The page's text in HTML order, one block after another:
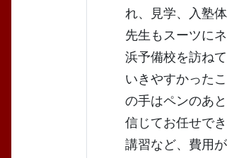
れ、見学、入塾
先生もスーツに
浜予備校を訪ね
いきやすかった
の手はペンのあ
信じてお任せで
講習など、費用